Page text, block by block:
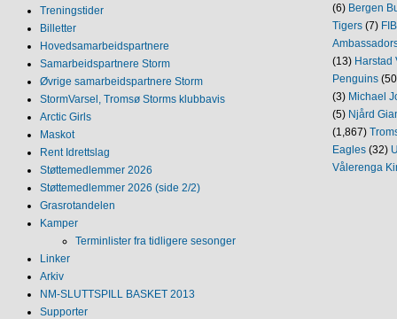
Treningstider
Billetter
Hovedsamarbeidspartnere
Samarbeidspartnere Storm
Øvrige samarbeidspartnere Storm
StormVarsel, Tromsø Storms klubbavis
Arctic Girls
Maskot
Rent Idrettslag
Støttemedlemmer 2026
Støttemedlemmer 2026 (side 2/2)
Grasrotandelen
Kamper
Terminlister fra tidligere sesonger
Linker
Arkiv
NM‐SLUTTSPILL BASKET 2013
Supporter
(6) Bergen
Tigers (7)
(13) Harstad
Penguins
(3) Michael
(5) Njård
(1,867)
Eagles (32)
Vålerenga